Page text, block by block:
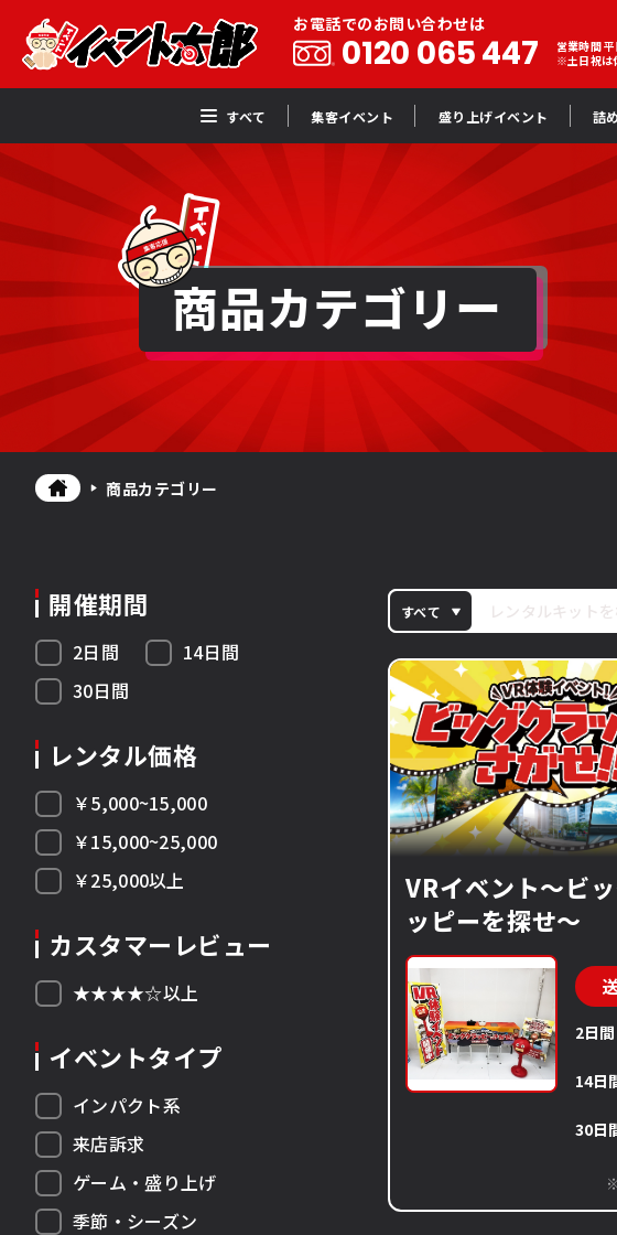
お電話でのお問い合わせは
0120 065 447
営業時間
※土日祝は
すべて 集客イベント 盛り上げイベント 詰
商品カテゴリー
商品カテゴリー
開催期間
2日間
14日間
30日間
レンタル価格
￥5,000~15,000
￥15,000~25,000
￥25,000以上
カスタマーレビュー
★★★★☆以上
イベントタイプ
インパクト系
来店訴求
ゲーム・盛り上げ
季節・シーズン
すべて
VRイベント～ビ
ッピーを探せ～
2日間
14日
30日